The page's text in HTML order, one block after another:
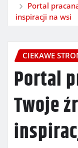
Portal
inspiracji na wsi
CIEKAWE
Portal
Twoje